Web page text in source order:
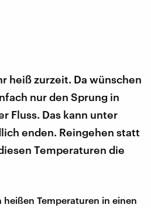
heiß zurzeit. Da wünschen
nur den Sprung in
Fluss. Das kann unter
enden. Reingehen statt
Temperaturen die
Temperaturen in einen